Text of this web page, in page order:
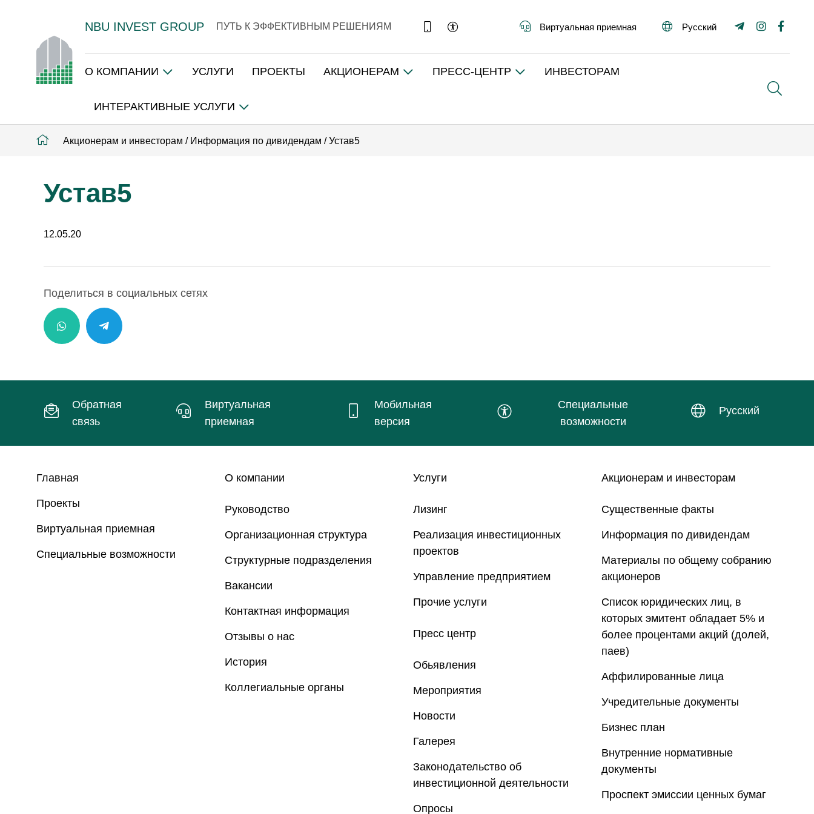
NBU INVEST GROUP ПУТЬ К ЭФФЕКТИВНЫМ РЕШЕНИЯМ Виртуальная приемная Русский
О КОМПАНИИ УСЛУГИ ПРОЕКТЫ АКЦИОНЕРАМ ПРЕСС-ЦЕНТР ИНВЕСТОРАМ
ИНТЕРАКТИВНЫЕ УСЛУГИ
Акционерам и инвесторам / Информация по дивидендам / Устав5
Устав5
12.05.20
Поделиться в социальных сетях
Обратная
связь
Виртуальная
приемная
Мобильная
версия
Специальные
возможности
Русский
Главная
Проекты
Виртуальная приемная
Специальные возможности
О компании
Руководство
Организационная структура
Структурные подразделения
Вакансии
Контактная информация
Отзывы о нас
История
Коллегиальные органы
Услуги
Лизинг
Реализация инвестиционных
проектов
Управление предприятием
Прочие услуги
Пресс центр
Обьявления
Мероприятия
Новости
Галерея
Законодательство об
инвестиционной деятельности
Опросы
Акционерам и инвесторам
Существенные факты
Информация по дивидендам
Материалы по общему собранию
акционеров
Список юридических лиц, в
которых эмитент обладает 5% и
более процентами акций (долей,
паев)
Аффилированные лица
Учредительные документы
Бизнес план
Внутренние нормативные
документы
Проспект эмиссии ценных бумаг